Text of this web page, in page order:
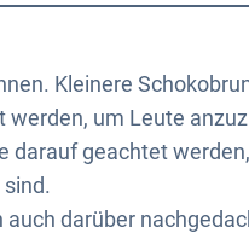
Kleinere
um Leute
geachtet
darüber